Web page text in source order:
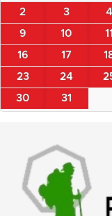
2 3 4
9 10 11
16 17
23 24
30 31